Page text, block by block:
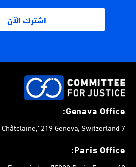
Genava Office:
7 chemin de Balexert, Châtelaine,1219 Geneva, Switzerland.
Paris Office: